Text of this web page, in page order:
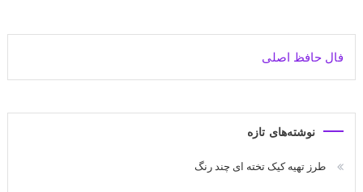
فال حافظ اصلی
نوشته‌های تازه
طرز تهیه کیک تخته ای چند رنگ